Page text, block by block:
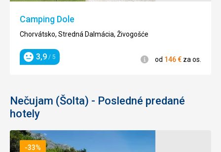
Camping Dole
Chorvátsko, Stredná Dalmácia, Živogošće
Hodnotenie
3,9 / 5 Informácie
od 146€ za os.
Nečujam (Šolta) - Posledné predané
hotely
-33%